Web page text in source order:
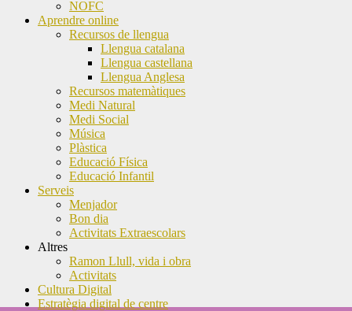
NOFC
Aprendre online
Recursos de llengua
Llengua catalana
Llengua castellana
Llengua Anglesa
Recursos matemàtiques
Medi Natural
Medi Social
Música
Plàstica
Educació Física
Educació Infantil
Serveis
Menjador
Bon dia
Activitats Extraescolars
Altres
Ramon Llull, vida i obra
Activitats
Cultura Digital
Estratègia digital de centre